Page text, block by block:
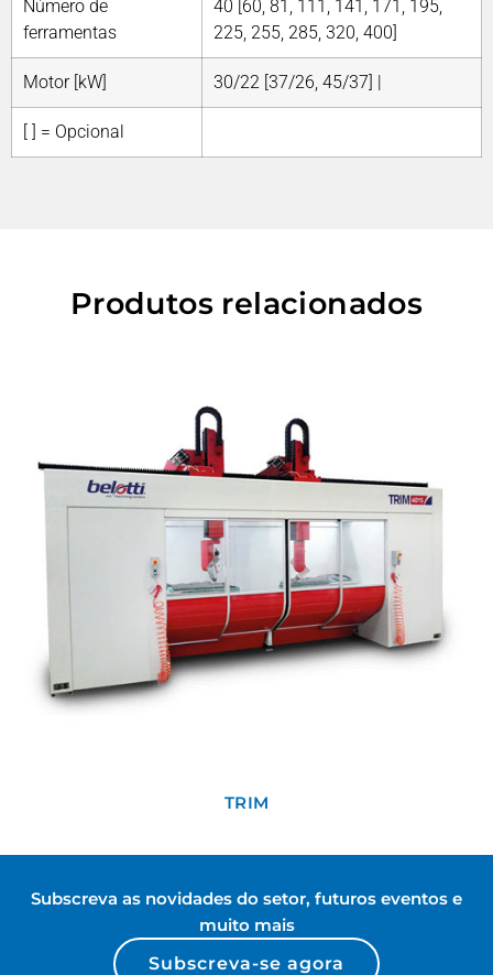
Número de
ferramentas
40 [60, 81, 111, 141, 171, 195,
225, 255, 285, 320, 400]
Motor [kW] 30/22 [37/26, 45/37] |
[ ] = Opcional
Produtos relacionados
TRIM
Subscreva as novidades do setor, futuros eventos e
muito mais
Subscreva-se agora